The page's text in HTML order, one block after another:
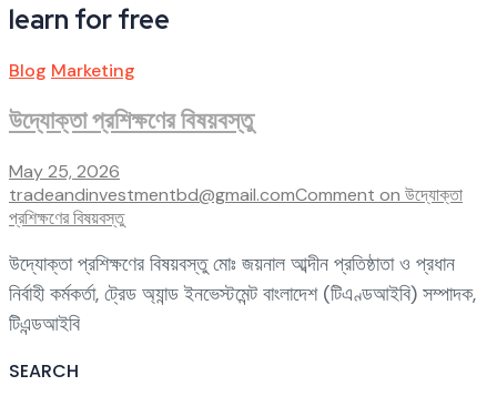
learn for free
Blog Marketing
উদ্যোক্তা প্রশিক্ষণের বিষয়বস্তু
May 25, 2026
tradeandinvestmentbd@gmail.comComment on উদ্যোক্তা
প্রশিক্ষণের বিষয়বস্তু
উদ্যোক্তা প্রশিক্ষণের বিষয়বস্তু মোঃ জয়নাল আব্দীন প্রতিষ্ঠাতা ও প্রধান
নির্বাহী কর্মকর্তা, ট্রেড অ্যান্ড ইনভেস্টমেন্ট বাংলাদেশ (টিএণ্ডআইবি) সম্পাদক,
টিএন্ডআইবি
SEARCH